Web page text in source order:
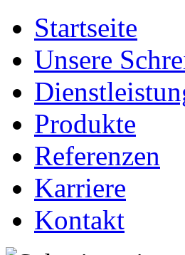
Startseite
Unsere
Produkte
Referenzen
Karriere
Kontakt